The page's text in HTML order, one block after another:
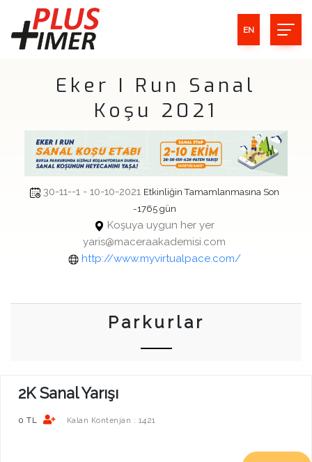
EN
Eker I Run Sanal
Koşu 2021
30-11--1 - 10-10-2021 Etkinliğin Tamamlanmasına Son
-1765 gün
Koşuya uygun her yer
yaris@maceraakademisi.com
http://www.myvirtualpace.com/
Parkurlar
2K Sanal Yarışı
0 TL Kalan Kontenjan : 1421